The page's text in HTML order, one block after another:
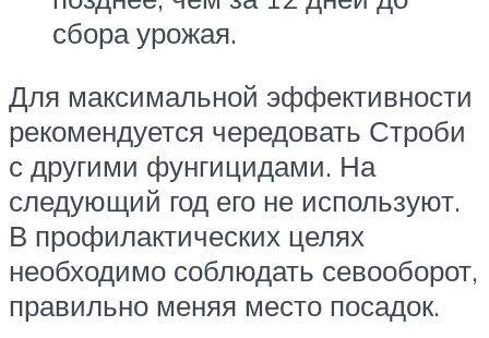
сбора урожая.
Для максимальной эффективности
рекомендуется чередовать Строби
с другими фунгицидами. На
следующий год его не используют.
В профилактических целях
необходимо соблюдать севооборот,
правильно меняя место посадок.